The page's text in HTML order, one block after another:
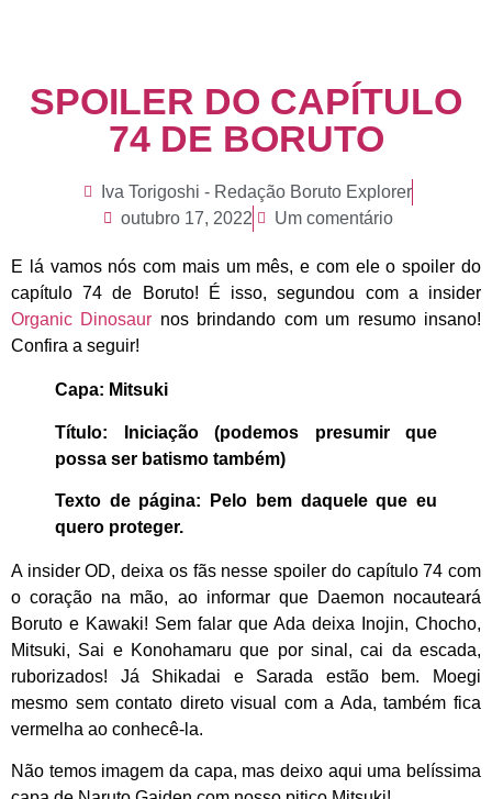
SPOILER DO CAPÍTULO
74 DE BORUTO
Iva Torigoshi - Redação Boruto Explorer
outubro 17, 2022
Um comentário
E lá vamos nós com mais um mês, e com ele o spoiler do
capítulo 74 de Boruto! É isso, segundou com a insider
Organic Dinosaur nos brindando com um resumo insano!
Confira a seguir!
Capa: Mitsuki
Título: Iniciação (podemos presumir que
possa ser batismo também)
Texto de página: Pelo bem daquele que eu
quero proteger.
A insider OD, deixa os fãs nesse spoiler do capítulo 74 com
o coração na mão, ao informar que Daemon nocauteará
Boruto e Kawaki! Sem falar que Ada deixa Inojin, Chocho,
Mitsuki, Sai e Konohamaru que por sinal, cai da escada,
ruborizados! Já Shikadai e Sarada estão bem. Moegi
mesmo sem contato direto visual com a Ada, também fica
vermelha ao conhecê-la.
Não temos imagem da capa, mas deixo aqui uma belíssima